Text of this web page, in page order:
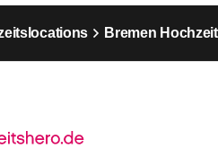
Bremen